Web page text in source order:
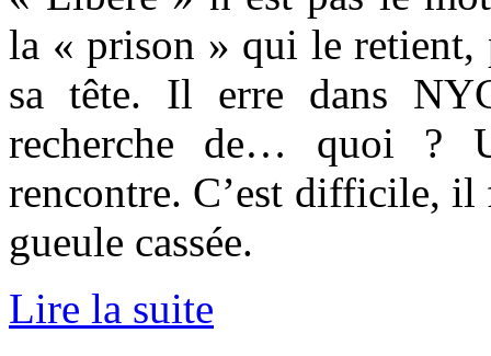
la « prison » qui le retient,
sa tête. Il erre dans
recherche de… quoi ?
rencontre. C’est difficile, il
gueule cassée.
Lire la suite